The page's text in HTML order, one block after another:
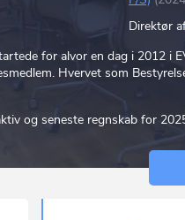
Direktør
for alvor en dag i 2012 i
Hvervet som
og seneste regnskab for